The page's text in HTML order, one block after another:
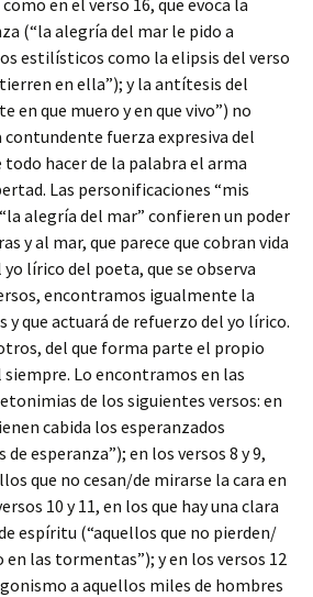
en el verso 16, que evoca la
(“la alegría del mar le pido a
estilísticos como la elipsis del verso
en ella”); y la antítesis del
en que muero y en que vivo”) no
fuerza expresiva del
todo hacer de la palabra el arma
Las personificaciones “mis
alegría del mar” confieren un poder
y al mar, que parece que cobran vida
lírico del poeta, que se observa
encontramos igualmente la
que actuará de refuerzo del yo lírico.
del que forma parte el propio
Lo encontramos en las
de los siguientes versos: en
cabida los esperanzados
esperanza”); en los versos 8 y 9,
que no cesan/de mirarse la cara en
10 y 11, en los que hay una clara
espíritu (“aquellos que no pierden/
las tormentas”); y en los versos 12
a aquellos miles de hombres